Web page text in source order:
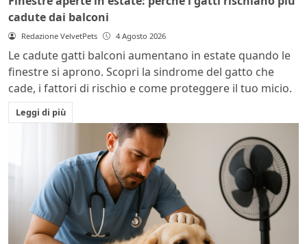
cadute dai balconi
Redazione VelvetPets 4 Agosto 2026
Le cadute gatti balconi aumentano in estate quando le
finestre si aprono. Scopri la sindrome del gatto che
cade, i fattori di rischio e come proteggere il tuo micio.
Leggi di più